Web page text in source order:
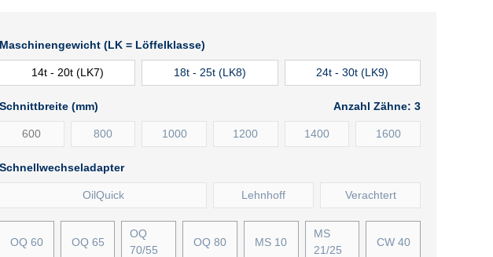
Maschinengewicht (LK = Löffelklasse)
14t - 20t (LK7) 18t - 25t (LK8) 24t - 30t (LK9)
Schnittbreite (mm) Anzahl Zähne: 3
600 800 1000 1200 1400 1600
Schnellwechseladapter
OilQuick Lehnhoff Verachtert
OQ 60 OQ 65
OQ
70/55
OQ 80 MS 10
MS
21/25
CW 40